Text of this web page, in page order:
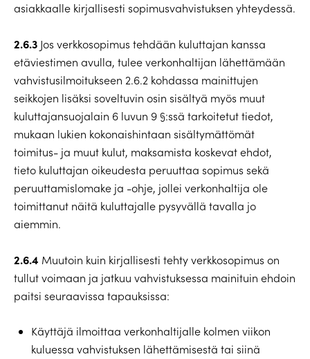
asiakkaalle kirjallisesti sopimusvahvistuksen yhteydessä.
2.6.3 Jos verkkosopimus tehdään kuluttajan kanssa
etäviestimen avulla, tulee verkonhaltijan lähettämään
vahvistusilmoitukseen 2.6.2 kohdassa mainittujen
seikkojen lisäksi soveltuvin osin sisältyä myös muut
kuluttajansuojalain 6 luvun 9 §:ssä tarkoitetut tiedot,
mukaan lukien kokonaishintaan sisältymättömät
toimitus- ja muut kulut, maksamista koskevat ehdot,
tieto kuluttajan oikeudesta peruuttaa sopimus sekä
peruuttamislomake ja -ohje, jollei verkonhaltija ole
toimittanut näitä kuluttajalle pysyvällä tavalla jo
aiemmin.
2.6.4 Muutoin kuin kirjallisesti tehty verkkosopimus on
tullut voimaan ja jatkuu vahvistuksessa mainituin ehdoin
paitsi seuraavissa tapauksissa:
Käyttäjä ilmoittaa verkonhaltijalle kolmen viikon
kuluessa vahvistuksen lähettämisestä tai siinä